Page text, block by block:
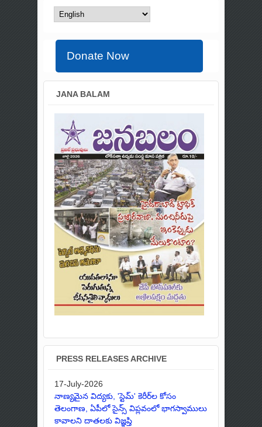
Donate Now
JANA BALAM
PRESS RELEASES ARCHIVE
17-July-2026
నాణ్యమైన విద్యకు, 'స్టెమ్' కెరీర్‌ల కోసం
తెలంగాణ, ఏపీలో సైన్స్ విప్లవంలో భాగస్వాములు
కావాలని దాతలకు విజ్ఞప్తి